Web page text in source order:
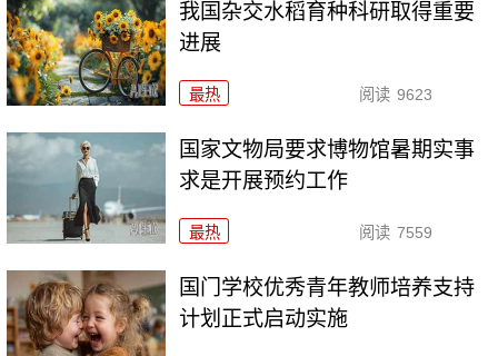
我国杂交水稻育种科研取得重要
进展
最热 阅读 9623
国家文物局要求博物馆暑期实事
求是开展预约工作
最热 阅读 7559
国门学校优秀青年教师培养支持
计划正式启动实施